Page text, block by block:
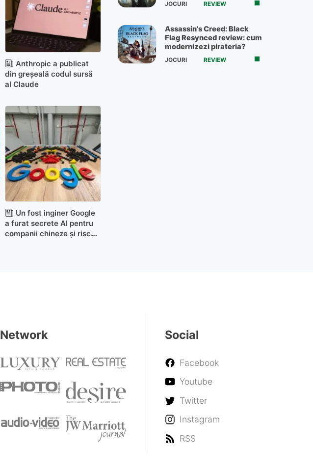
Anthropic a publicat
din greșeală codul sursă
al Claude
Un fost inginer Google
a furat secrete AI pentru
companii chineze și riscă
JOCURI REVIEW
Assassin’s Creed: Black
Flag Resynced review: cum
modernizezi pirateria?
JOCURI REVIEW
Network Social
Facebook
Youtube
Twitter
Instagram
RSS